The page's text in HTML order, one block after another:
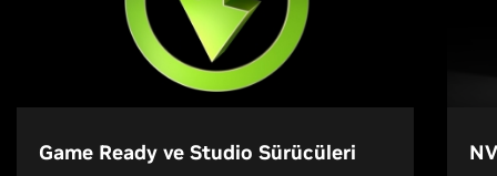
Game Ready ve Studio Sürücüleri